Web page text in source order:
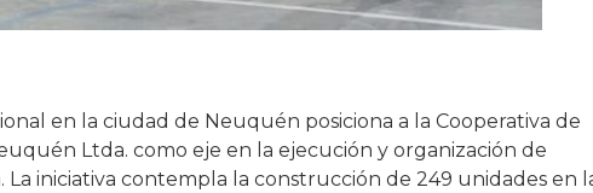
en la ciudad de Neuquén posiciona a la Cooperativa de
Ltda. como eje en la ejecución y organización de
La iniciativa contempla la construcción de 249 unidades en